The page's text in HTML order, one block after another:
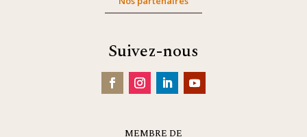
Suivez-nous
MEMBRE DE